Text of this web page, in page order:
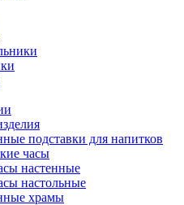
подставки для напитков
часы
настенные
настольные
храмы